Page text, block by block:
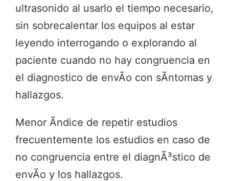
ultrasonido al usarlo el tiempo necesario,
sin sobrecalentar los equipos al estar
leyendo interrogando o explorando al
paciente cuando no hay congruencia en
el diagnostico de envÃ­o con sÃ­ntomas y
hallazgos.
Menor Ã­ndice de repetir estudios
frecuentemente los estudios en caso de
no congruencia entre el diagnÃ³stico de
envÃ­o y los hallazgos.